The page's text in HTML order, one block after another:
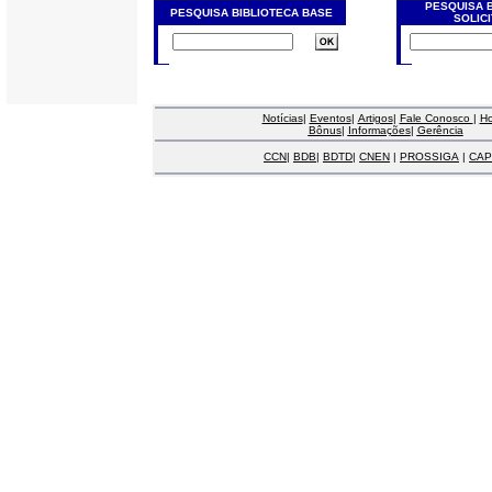
PESQUISA BIBLIOTECA BASE
PESQUISA
Notícias| Eventos| Artigos| Fale Conosco |
Bônus| Informações| Gerência
CCN| BDB| BDTD| CNEN | PROSSIGA |